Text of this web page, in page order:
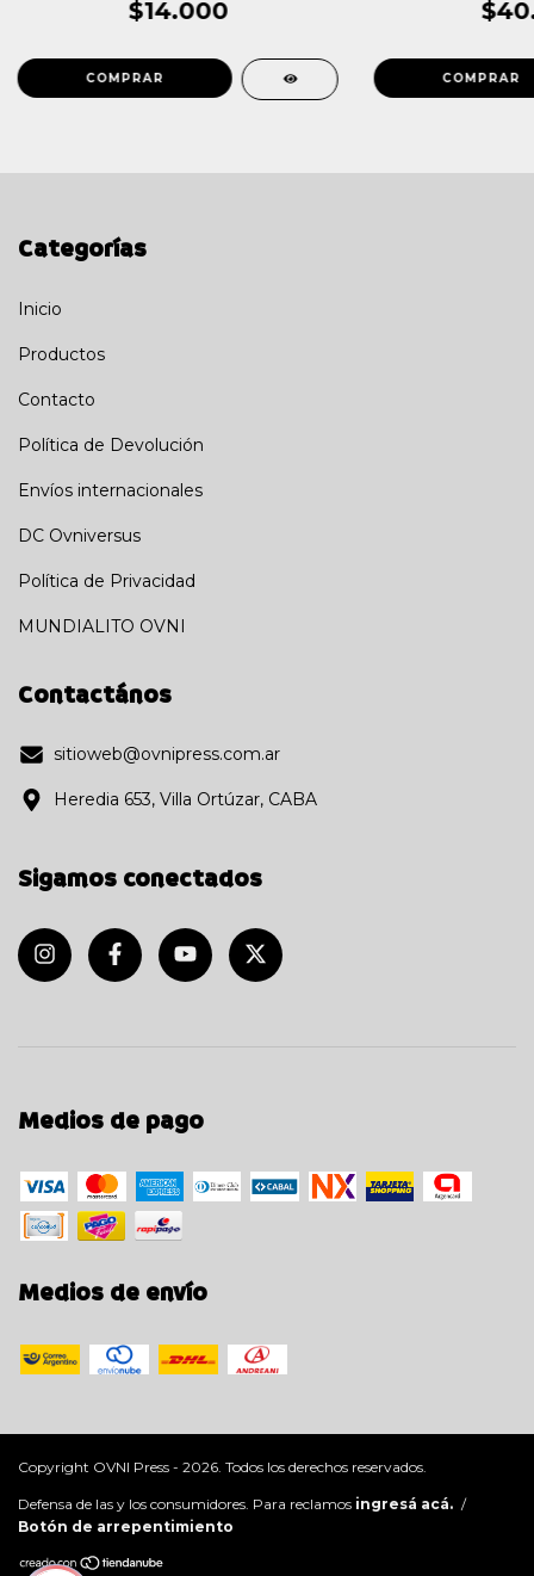
$14.000
Categorías
Inicio
Productos
Contacto
Política de Devolución
Envíos internacionales
DC Ovniversus
Política de Privacidad
MUNDIALITO OVNI
Contactános
sitioweb@ovnipress.com.ar
Heredia 653, Villa Ortúzar, CABA
Sigamos conectados
Medios de pago
Medios de envío
Copyright OVNI Press - 2026. Todos los derechos reservados.
Defensa de las y los consumidores. Para reclamos ingresá acá. /
Botón de arrepentimiento